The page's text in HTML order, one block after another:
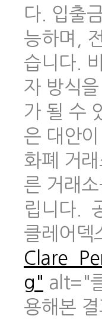
다. 입출
능하며,
습니다.
자 방식
가 될 수
은 대안
화폐 거
른 거래
립니다.
클레어덱
g" alt="
용해본